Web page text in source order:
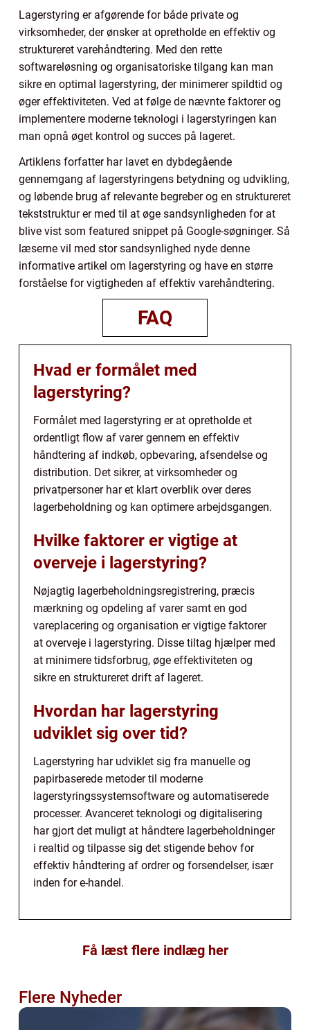
Lagerstyring er afgørende for både private og
virksomheder, der ønsker at opretholde en effektiv og
struktureret varehåndtering. Med den rette
softwareløsning og organisatoriske tilgang kan man
sikre en optimal lagerstyring, der minimerer spildtid og
øger effektiviteten. Ved at følge de nævnte faktorer og
implementere moderne teknologi i lagerstyringen kan
man opnå øget kontrol og succes på lageret.
Artiklens forfatter har lavet en dybdegående
gennemgang af lagerstyringens betydning og udvikling,
og løbende brug af relevante begreber og en struktureret
tekststruktur er med til at øge sandsynligheden for at
blive vist som featured snippet på Google-søgninger. Så
læserne vil med stor sandsynlighed nyde denne
informative artikel om lagerstyring og have en større
forståelse for vigtigheden af effektiv varehåndtering.
FAQ
Hvad er formålet med
lagerstyring?
Formålet med lagerstyring er at opretholde et
ordentligt flow af varer gennem en effektiv
håndtering af indkøb, opbevaring, afsendelse og
distribution. Det sikrer, at virksomheder og
privatpersoner har et klart overblik over deres
lagerbeholdning og kan optimere arbejdsgangen.
Hvilke faktorer er vigtige at
overveje i lagerstyring?
Nøjagtig lagerbeholdningsregistrering, præcis
mærkning og opdeling af varer samt en god
vareplacering og organisation er vigtige faktorer
at overveje i lagerstyring. Disse tiltag hjælper med
at minimere tidsforbrug, øge effektiviteten og
sikre en struktureret drift af lageret.
Hvordan har lagerstyring
udviklet sig over tid?
Lagerstyring har udviklet sig fra manuelle og
papirbaserede metoder til moderne
lagerstyringssystemsoftware og automatiserede
processer. Avanceret teknologi og digitalisering
har gjort det muligt at håndtere lagerbeholdninger
i realtid og tilpasse sig det stigende behov for
effektiv håndtering af ordrer og forsendelser, især
inden for e-handel.
Få læst flere indlæg her
Flere Nyheder